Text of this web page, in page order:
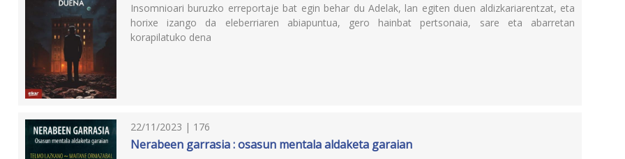
Insomnioari buruzko erreportaje bat egin behar du Adelak, lan egiten duen aldizkariarentzat, eta
horixe izango da eleberriaren abiapuntua, gero hainbat pertsonaia, sare eta abarretan
korapilatuko dena
22/11/2023 | 176
Nerabeen garrasia : osasun mentala aldaketa garaian